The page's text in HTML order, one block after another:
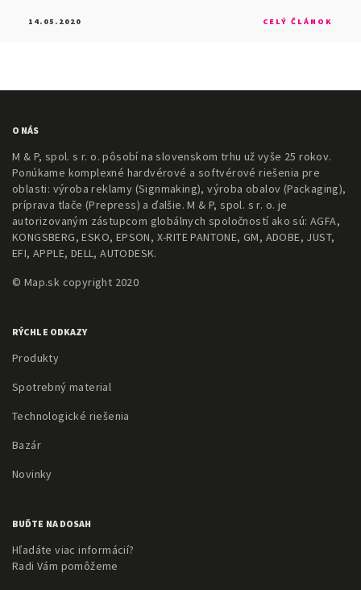
14.05.2020 CELÝ ČLÁNOK
O NÁS
M & P, spol. s r. o. pôsobí na slovenskom trhu už vyše 25 rokov.
Ponúkame komplexné hardvérové a softvérové riešenia pre
oblasti: výroba reklamy (Signmaking), výroba obalov (Packaging),
príprava tlače (Prepress) a ďalšie. M & P, spol. s r. o. je
autorizovaným zástupcom globálnych spoločností ako sú: AGFA,
KONGSBERG, ESKO, EPSON, X-RITE PANTONE, GM, ADOBE, JUST,
EFI, APPLE, DELL, AUTODESK.
© Map.sk copyright 2020
RÝCHLE ODKAZY
Produkty
Spotrebný material
Technologické riešenia
Bazár
Novinky
BUĎTE NA DOSAH
Hľadáte viac informácií?
Radi Vám pomôžeme